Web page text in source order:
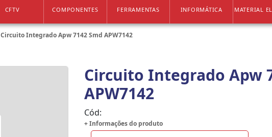
CFTV COMPONENTES FERRAMENTAS INFORMÁTICA MATERIAL
Circuito Integrado Apw 7142 Smd APW7142
Circuito Integrado Apw
APW7142
Cód:
+ Informações do produto